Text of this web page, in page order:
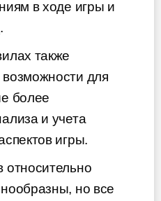
в ходе игры и
также
для
более
и учета
игры.
относительно
но все